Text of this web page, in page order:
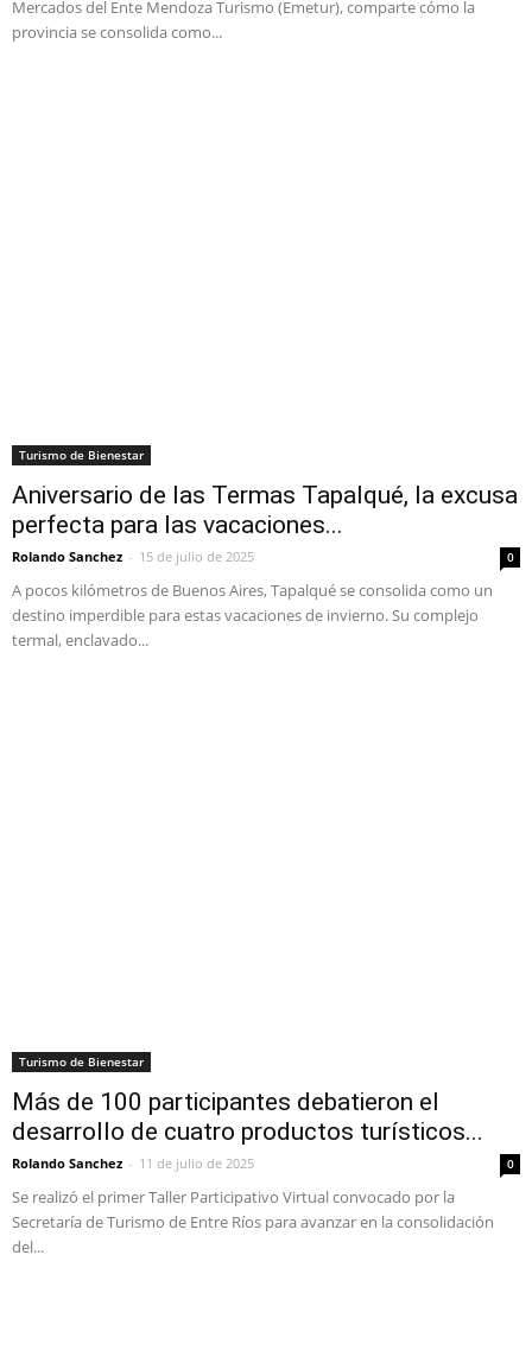
Mercados del Ente Mendoza Turismo (Emetur), comparte cómo la
provincia se consolida como...
Turismo de Bienestar
Aniversario de las Termas Tapalqué, la excusa
perfecta para las vacaciones...
Rolando Sanchez - 15 de julio de 2025 0
A pocos kilómetros de Buenos Aires, Tapalqué se consolida como un
destino imperdible para estas vacaciones de invierno. Su complejo
termal, enclavado...
Turismo de Bienestar
Más de 100 participantes debatieron el
desarrollo de cuatro productos turísticos...
Rolando Sanchez - 11 de julio de 2025 0
Se realizó el primer Taller Participativo Virtual convocado por la
Secretaría de Turismo de Entre Ríos para avanzar en la consolidación
del...